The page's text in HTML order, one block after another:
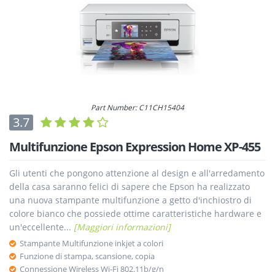
Part Number: C11CH15404
3.7
Multifunzione Epson Expression Home XP-455
Gli utenti che pongono attenzione al design e all'arredamento
della casa saranno felici di sapere che Epson ha realizzato
una nuova stampante multifunzione a getto d'inchiostro di
colore bianco che possiede ottime caratteristiche hardware e
un'eccellente... [Maggiori informazioni]
Stampante Multifunzione inkjet a colori
Funzione di stampa, scansione, copia
Connessione Wireless Wi-Fi 802.11b/g/n